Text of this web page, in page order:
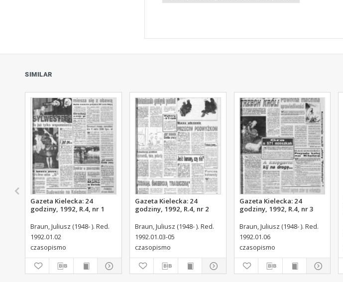
SIMILAR
Gazeta Kielecka: 24
godziny, 1992, R.4, nr 1
Braun, Juliusz (1948- ). Red.
1992.01.02
czasopismo
Gazeta Kielecka: 24
godziny, 1992, R.4, nr 2
Braun, Juliusz (1948- ). Red.
1992.01.03-05
czasopismo
Gazeta Kielecka: 24
godziny, 1992, R.4, nr 3
Braun, Juliusz (1948- ). Red.
1992.01.06
czasopismo